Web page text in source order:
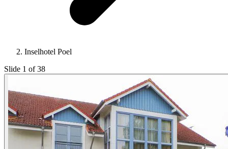
Inselhotel Poel
Slide 1 of 38